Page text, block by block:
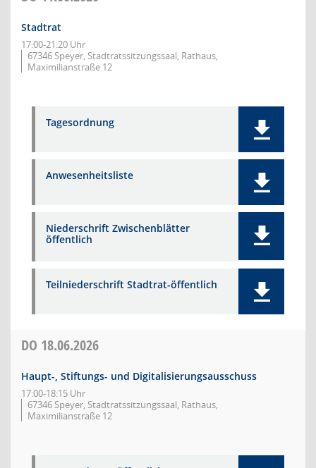
Stadtrat
17:00-21:20 Uhr
67346 Speyer, Stadtratssitzungssaal, Rathaus,
Maximilianstraße 12
Tagesordnung
Anwesenheitsliste
Niederschrift Zwischenblätter
öffentlich
Teilniederschrift Stadtrat-öffentlich
DO 18.06.2026
Haupt-, Stiftungs- und Digitalisierungsausschuss
17:00-18:15 Uhr
67346 Speyer, Stadtratssitzungssaal, Rathaus,
Maximilianstraße 12